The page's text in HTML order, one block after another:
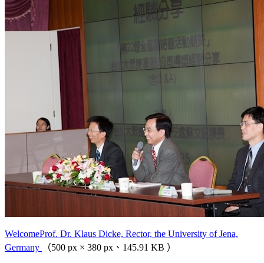
WelcomeProf. Dr. Klaus Dicke, Rector, the University of Jena,
Germany
（500 px × 380 px、145.91 KB ）